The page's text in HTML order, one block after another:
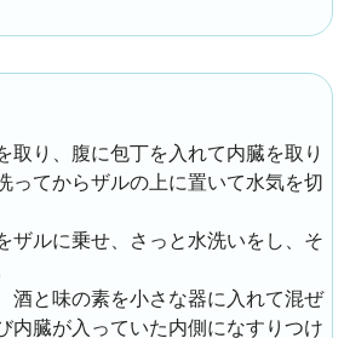
取り、腹に包丁を入れて内臓を取り
ってからザルの上に置いて水気を切
ザルに乗せ、さっと水洗いをし、そ
酒と味の素を小さな器に入れて混ぜ
内臓が入っていた内側になすりつけ